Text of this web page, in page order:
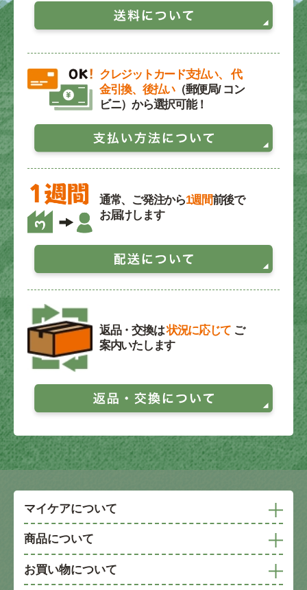
クレジットカード支払い、 代
金引換、後払い（郵便局/ コン
ビニ）から選択可能！
通常、ご発注から1週間前後で
お届けします
返品・交換は状況に応じて ご
案内いたします
マイケアについて
商品について
お買い物について